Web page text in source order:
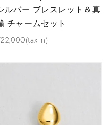
ルバー ブレスレット＆真
チャームセット
in)